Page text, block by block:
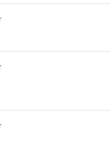
cantante indie.